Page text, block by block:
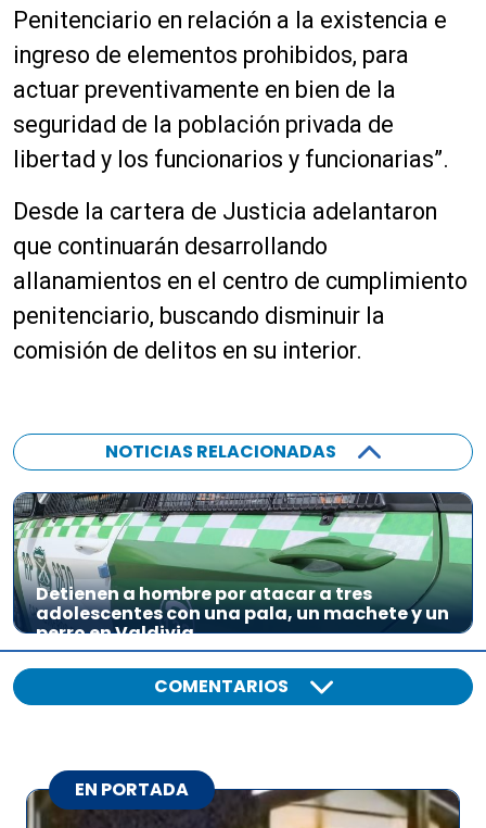
Penitenciario en relación a la existencia e
ingreso de elementos prohibidos, para
actuar preventivamente en bien de la
seguridad de la población privada de
libertad y los funcionarios y funcionarias”.
Desde la cartera de Justicia adelantaron
que continuarán desarrollando
allanamientos en el centro de cumplimiento
penitenciario, buscando disminuir la
comisión de delitos en su interior.
NOTICIAS RELACIONADAS
Detienen a hombre por atacar a tres
adolescentes con una pala, un machete y un
perro en Valdivia
COMENTARIOS
EN PORTADA